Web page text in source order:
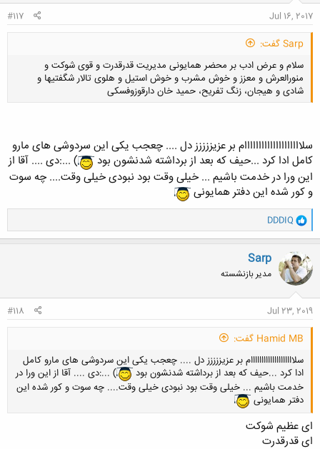
Jul 16, 2017
#117
Sarp گفت:
سلام و عرض ادب بر محضر همایونی مدیریت قدرقدرت و قوی شوکت و
منورالعرش و معزز و خوش مشرب و خوش استیل و هلوی تالار شگفتیها و
شادی و هیجان، زنگ تفریح، حمید خان دارقوزوفسکی
کلیک کنید تا باز شود...
سلاااااااااااااااااااام بر عزیززززز دل .... چعجب یکی این سردوشی های مارو
کامل ادا کرد ...حیف که بعد از برداشته شدنشون بود
) ...:دی .... آقا از
این ورا در خدمت باشیم ... خیلی وقت بود نبودی خیلی وقت.... چه سوت
و کور شده این دفتر همایونی
و
ا
ک
ن
ش
ه
ا
DDDIQ
Sarp
مدیر بازنشسته
Jul 23, 2019
#118
Hamid MB گفت:
سلاااااااااااااااااااام بر عزیززززز دل .... چعجب یکی این سردوشی های مارو کامل
ادا کرد ...حیف که بعد از برداشته شدنشون بود
) ...:دی .... آقا از این ورا در
خدمت باشیم ... خیلی وقت بود نبودی خیلی وقت.... چه سوت و کور شده این
دفتر همایونی
ای عظیم شوکت
ای قدرقدرت